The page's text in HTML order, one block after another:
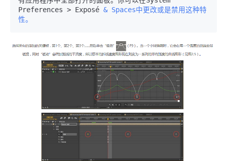
Preferences > Exposé & Spaces中更改或是禁用这种特
性。